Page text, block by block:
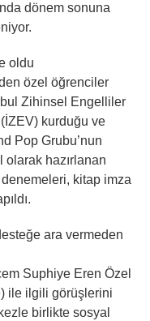
dönem sonuna
oldu
özel öğrenciler
Zihinsel Engelliler
(İZEV) kurduğu ve
Pop Grubu’nun
hazırlanan
kitap imza
ara vermeden
Suphiye Eren Özel
ile ilgili görüşlerini
birlikte sosyal